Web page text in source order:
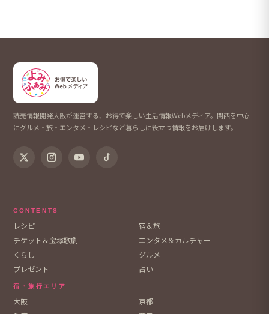
読売情報開発大阪が運営する、お得で楽しい生活情報Webメディア。関西を中心
にグルメ・旅・エンタメ・レシピなど暮らしに役立つ情報をお届けします。
CONTENTS
レシピ
宿＆旅
チケット＆宝塚歌劇
エンタメ＆カルチャー
くらし
グルメ
プレゼント
占い
宿・旅行エリア
大阪
京都